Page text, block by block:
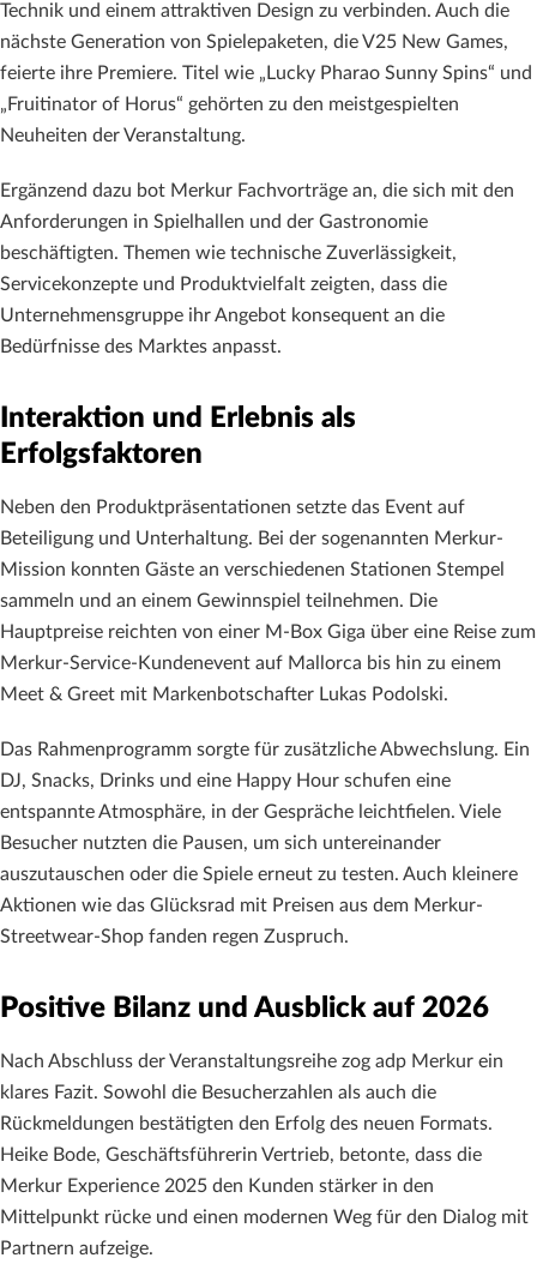
Technik und einem attraktiven Design zu verbinden. Auch die
nächste Generation von Spielepaketen, die V25 New Games,
feierte ihre Premiere. Titel wie „Lucky Pharao Sunny Spins“ und
„Fruitinator of Horus“ gehörten zu den meistgespielten
Neuheiten der Veranstaltung.
Ergänzend dazu bot Merkur Fachvorträge an, die sich mit den
Anforderungen in Spielhallen und der Gastronomie
beschäftigten. Themen wie technische Zuverlässigkeit,
Servicekonzepte und Produktvielfalt zeigten, dass die
Unternehmensgruppe ihr Angebot konsequent an die
Bedürfnisse des Marktes anpasst.
Interaktion und Erlebnis als
Erfolgsfaktoren
Neben den Produktpräsentationen setzte das Event auf
Beteiligung und Unterhaltung. Bei der sogenannten Merkur-
Mission konnten Gäste an verschiedenen Stationen Stempel
sammeln und an einem Gewinnspiel teilnehmen. Die
Hauptpreise reichten von einer M-Box Giga über eine Reise zum
Merkur-Service-Kundenevent auf Mallorca bis hin zu einem
Meet & Greet mit Markenbotschafter Lukas Podolski.
Das Rahmenprogramm sorgte für zusätzliche Abwechslung. Ein
DJ, Snacks, Drinks und eine Happy Hour schufen eine
entspannte Atmosphäre, in der Gespräche leichtfielen. Viele
Besucher nutzten die Pausen, um sich untereinander
auszutauschen oder die Spiele erneut zu testen. Auch kleinere
Aktionen wie das Glücksrad mit Preisen aus dem Merkur-
Streetwear-Shop fanden regen Zuspruch.
Positive Bilanz und Ausblick auf 2026
Nach Abschluss der Veranstaltungsreihe zog adp Merkur ein
klares Fazit. Sowohl die Besucherzahlen als auch die
Rückmeldungen bestätigten den Erfolg des neuen Formats.
Heike Bode, Geschäftsführerin Vertrieb, betonte, dass die
Merkur Experience 2025 den Kunden stärker in den
Mittelpunkt rücke und einen modernen Weg für den Dialog mit
Partnern aufzeige.